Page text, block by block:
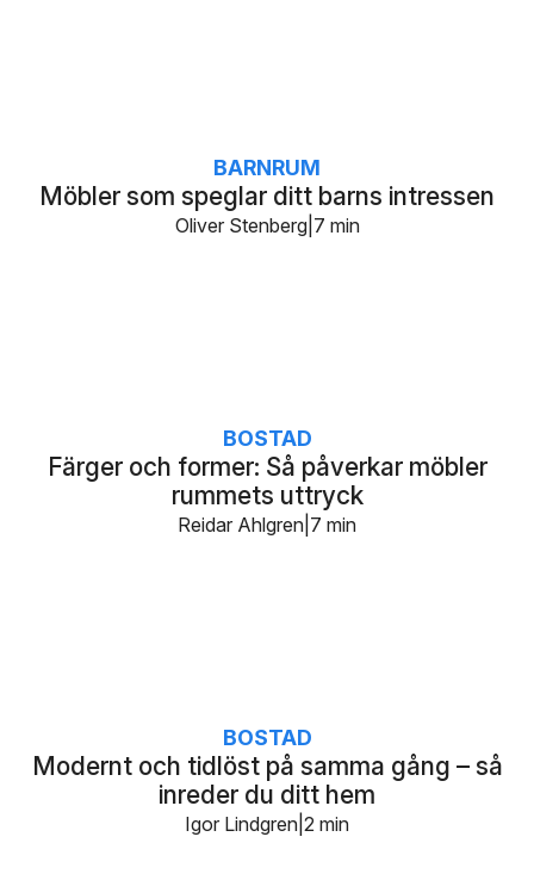
Möbler som speglar ditt barns intressen
BARNRUM
7 min
Oliver Stenberg
Färger och former: Så påverkar möbler
rummets uttryck
BOSTAD
7 min
Reidar Ahlgren
Modernt och tidlöst på samma gång – så
inreder du ditt hem
BOSTAD
2 min
Igor Lindgren